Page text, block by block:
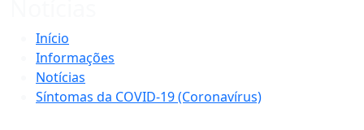
Início
Informações
Notícias
Síntomas da COVID-19 (Coronavírus)